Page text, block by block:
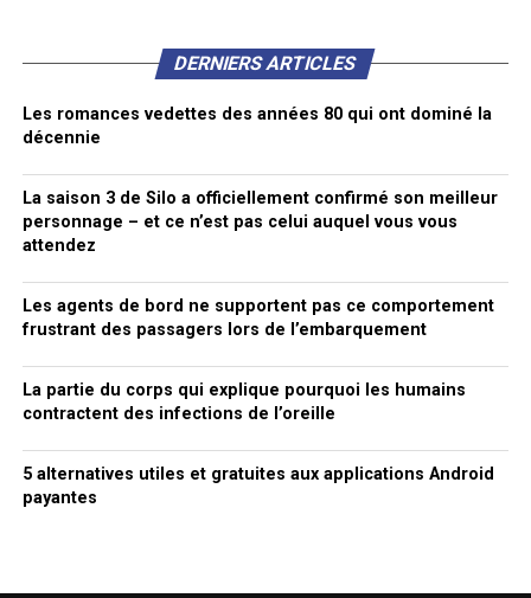
DERNIERS ARTICLES
Les romances vedettes des années 80 qui ont dominé la
décennie
La saison 3 de Silo a officiellement confirmé son meilleur
personnage – et ce n’est pas celui auquel vous vous
attendez
Les agents de bord ne supportent pas ce comportement
frustrant des passagers lors de l’embarquement
La partie du corps qui explique pourquoi les humains
contractent des infections de l’oreille
5 alternatives utiles et gratuites aux applications Android
payantes